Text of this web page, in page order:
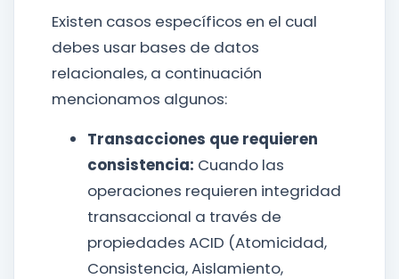
Existen casos específicos en el cual
debes usar bases de datos
relacionales, a continuación
mencionamos algunos:
Transacciones que requieren
consistencia: Cuando las
operaciones requieren integridad
transaccional a través de
propiedades ACID (Atomicidad,
Consistencia, Aislamiento,